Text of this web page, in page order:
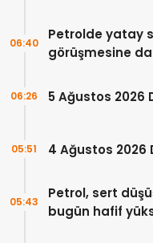
Petrolde yatay
görüşmesine
06:40
5 Ağustos 2026
06:26
4 Ağustos 2026
05:51
Petrol, sert
bugün hafif
05:43